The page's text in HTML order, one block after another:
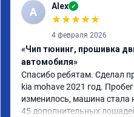
A Alex ✓
★★★★★
4 февраля 2026
«Чип тюнинг, прошивка
автомобиля»
Спасибо ребятам. Сделал
kia mohave 2021 год.
изменилось, машина стала
45 дополнительных